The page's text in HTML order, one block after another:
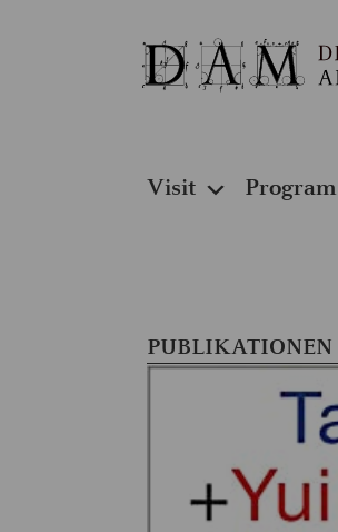
Visit Program
PUBLIKATIONEN